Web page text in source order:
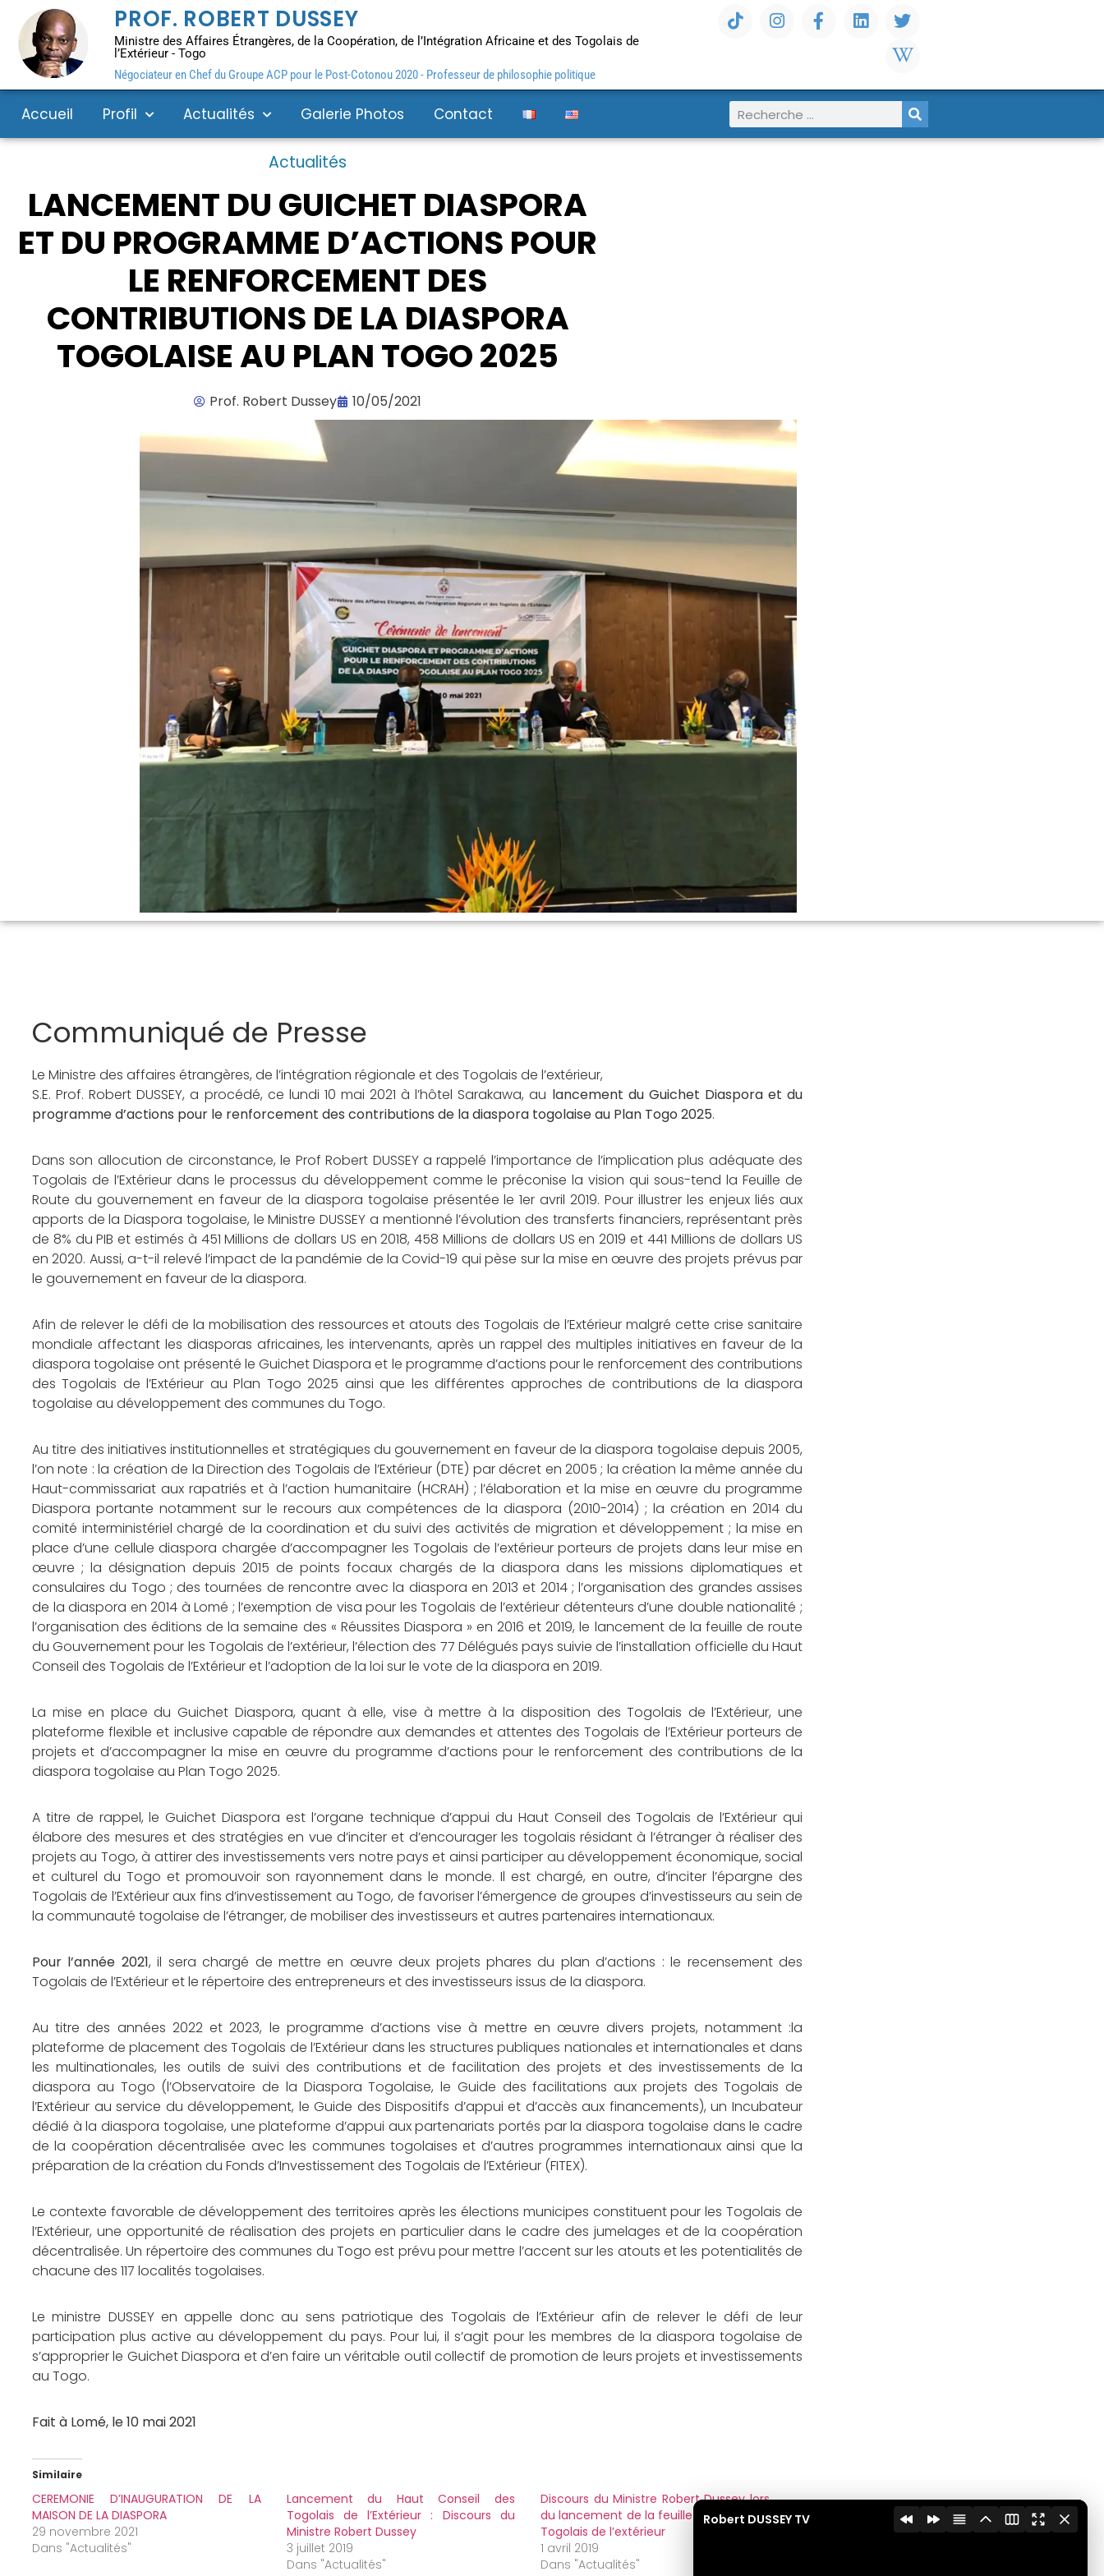
PROF. ROBERT DUSSEY
Ministre des Affaires Étrangères, de la Coopération, de l’Intégration Africaine et des Togolais de
l’Extérieur - Togo
Négociateur en Chef du Groupe ACP pour le Post-Cotonou 2020 - Professeur de philosophie politique
Accueil Profil Actualités Galerie Photos Contact
Actualités
LANCEMENT DU GUICHET DIASPORA
ET DU PROGRAMME D’ACTIONS POUR
LE RENFORCEMENT DES
CONTRIBUTIONS DE LA DIASPORA
TOGOLAISE AU PLAN TOGO 2025
Prof. Robert Dussey 10/05/2021
Communiqué de Presse
Le Ministre des affaires étrangères, de l’intégration régionale et des Togolais de l’extérieur,
S.E. Prof. Robert DUSSEY, a procédé, ce lundi 10 mai 2021 à l’hôtel Sarakawa, au lancement du Guichet Diaspora et du
programme d’actions pour le renforcement des contributions de la diaspora togolaise au Plan Togo 2025.
Dans son allocution de circonstance, le Prof Robert DUSSEY a rappelé l’importance de l’implication plus adéquate des
Togolais de l’Extérieur dans le processus du développement comme le préconise la vision qui sous-tend la Feuille de
Route du gouvernement en faveur de la diaspora togolaise présentée le 1er avril 2019. Pour illustrer les enjeux liés aux
apports de la Diaspora togolaise, le Ministre DUSSEY a mentionné l’évolution des transferts financiers, représentant près
de 8% du PIB et estimés à 451 Millions de dollars US en 2018, 458 Millions de dollars US en 2019 et 441 Millions de dollars US
en 2020. Aussi, a-t-il relevé l’impact de la pandémie de la Covid-19 qui pèse sur la mise en œuvre des projets prévus par
le gouvernement en faveur de la diaspora.
Afin de relever le défi de la mobilisation des ressources et atouts des Togolais de l’Extérieur malgré cette crise sanitaire
mondiale affectant les diasporas africaines, les intervenants, après un rappel des multiples initiatives en faveur de la
diaspora togolaise ont présenté le Guichet Diaspora et le programme d’actions pour le renforcement des contributions
des Togolais de l’Extérieur au Plan Togo 2025 ainsi que les différentes approches de contributions de la diaspora
togolaise au développement des communes du Togo.
Au titre des initiatives institutionnelles et stratégiques du gouvernement en faveur de la diaspora togolaise depuis 2005,
l’on note : la création de la Direction des Togolais de l’Extérieur (DTE) par décret en 2005 ; la création la même année du
Haut-commissariat aux rapatriés et à l’action humanitaire (HCRAH) ; l’élaboration et la mise en œuvre du programme
Diaspora portante notamment sur le recours aux compétences de la diaspora (2010-2014) ; la création en 2014 du
comité interministériel chargé de la coordination et du suivi des activités de migration et développement ; la mise en
place d’une cellule diaspora chargée d’accompagner les Togolais de l’extérieur porteurs de projets dans leur mise en
œuvre ; la désignation depuis 2015 de points focaux chargés de la diaspora dans les missions diplomatiques et
consulaires du Togo ; des tournées de rencontre avec la diaspora en 2013 et 2014 ; l’organisation des grandes assises
de la diaspora en 2014 à Lomé ; l’exemption de visa pour les Togolais de l’extérieur détenteurs d’une double nationalité ;
l’organisation des éditions de la semaine des « Réussites Diaspora » en 2016 et 2019, le lancement de la feuille de route
du Gouvernement pour les Togolais de l’extérieur, l’élection des 77 Délégués pays suivie de l’installation officielle du Haut
Conseil des Togolais de l’Extérieur et l’adoption de la loi sur le vote de la diaspora en 2019.
La mise en place du Guichet Diaspora, quant à elle, vise à mettre à la disposition des Togolais de l’Extérieur, une
plateforme flexible et inclusive capable de répondre aux demandes et attentes des Togolais de l’Extérieur porteurs de
projets et d’accompagner la mise en œuvre du programme d’actions pour le renforcement des contributions de la
diaspora togolaise au Plan Togo 2025.
A titre de rappel, le Guichet Diaspora est l’organe technique d’appui du Haut Conseil des Togolais de l’Extérieur qui
élabore des mesures et des stratégies en vue d’inciter et d’encourager les togolais résidant à l’étranger à réaliser des
projets au Togo, à attirer des investissements vers notre pays et ainsi participer au développement économique, social
et culturel du Togo et promouvoir son rayonnement dans le monde. Il est chargé, en outre, d’inciter l’épargne des
Togolais de l’Extérieur aux fins d’investissement au Togo, de favoriser l’émergence de groupes d’investisseurs au sein de
la communauté togolaise de l’étranger, de mobiliser des investisseurs et autres partenaires internationaux.
Pour l’année 2021, il sera chargé de mettre en œuvre deux projets phares du plan d’actions : le recensement des
Togolais de l’Extérieur et le répertoire des entrepreneurs et des investisseurs issus de la diaspora.
Au titre des années 2022 et 2023, le programme d’actions vise à mettre en œuvre divers projets, notamment :la
plateforme de placement des Togolais de l’Extérieur dans les structures publiques nationales et internationales et dans
les multinationales, les outils de suivi des contributions et de facilitation des projets et des investissements de la
diaspora au Togo (l’Observatoire de la Diaspora Togolaise, le Guide des facilitations aux projets des Togolais de
l’Extérieur au service du développement, le Guide des Dispositifs d’appui et d’accès aux financements), un Incubateur
dédié à la diaspora togolaise, une plateforme d’appui aux partenariats portés par la diaspora togolaise dans le cadre
de la coopération décentralisée avec les communes togolaises et d’autres programmes internationaux ainsi que la
préparation de la création du Fonds d’Investissement des Togolais de l’Extérieur (FITEX).
Le contexte favorable de développement des territoires après les élections municipes constituent pour les Togolais de
l’Extérieur, une opportunité de réalisation des projets en particulier dans le cadre des jumelages et de la coopération
décentralisée. Un répertoire des communes du Togo est prévu pour mettre l’accent sur les atouts et les potentialités de
chacune des 117 localités togolaises.
Le ministre DUSSEY en appelle donc au sens patriotique des Togolais de l’Extérieur afin de relever le défi de leur
participation plus active au développement du pays. Pour lui, il s’agit pour les membres de la diaspora togolaise de
s’approprier le Guichet Diaspora et d’en faire un véritable outil collectif de promotion de leurs projets et investissements
au Togo.
Fait à Lomé, le 10 mai 2021
Similaire
CEREMONIE D’INAUGURATION DE LA
MAISON DE LA DIASPORA
29 novembre 2021
Dans "Actualités"
Lancement du Haut Conseil des
Togolais de l’Extérieur : Discours du
Ministre Robert Dussey
3 juillet 2019
Dans "Actualités"
Discours du Ministre Robert Dussey lors
du lancement de la feuille de route des
Togolais de l’extérieur
1 avril 2019
Dans "Actualités"
Robert DUSSEY TV